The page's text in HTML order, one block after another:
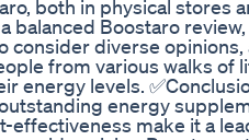
both in physical stores
balanced Boostaro
consider diverse
from various walks of
energy levels.
energy
effectiveness make it a